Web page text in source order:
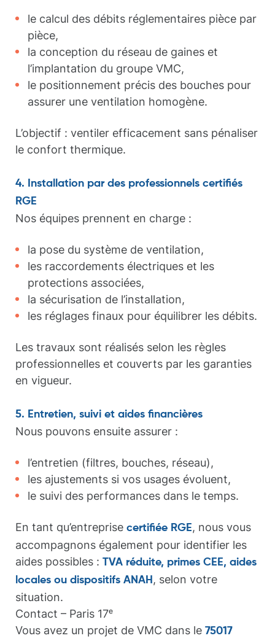
le calcul des débits réglementaires pièce par
pièce,
la conception du réseau de gaines et
l’implantation du groupe VMC,
le positionnement précis des bouches pour
assurer une ventilation homogène.
L’objectif : ventiler efficacement sans pénaliser
le confort thermique.
4. Installation par des professionnels certifiés
RGE
Nos équipes prennent en charge :
la pose du système de ventilation,
les raccordements électriques et les
protections associées,
la sécurisation de l’installation,
les réglages finaux pour équilibrer les débits.
Les travaux sont réalisés selon les règles
professionnelles et couverts par les garanties
en vigueur.
5. Entretien, suivi et aides financières
Nous pouvons ensuite assurer :
l’entretien (filtres, bouches, réseau),
les ajustements si vos usages évoluent,
le suivi des performances dans le temps.
En tant qu’entreprise certifiée RGE, nous vous
accompagnons également pour identifier les
aides possibles : TVA réduite, primes CEE, aides
locales ou dispositifs ANAH , selon votre
situation.
Contact – Paris 17ᵉ
Vous avez un projet de VMC dans le 75017